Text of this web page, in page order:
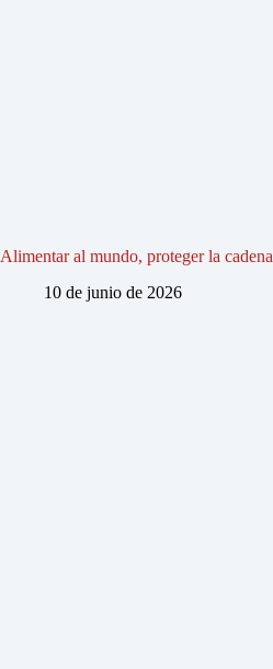
Alimentar al mundo, proteger la cadena
10 de junio de 2026